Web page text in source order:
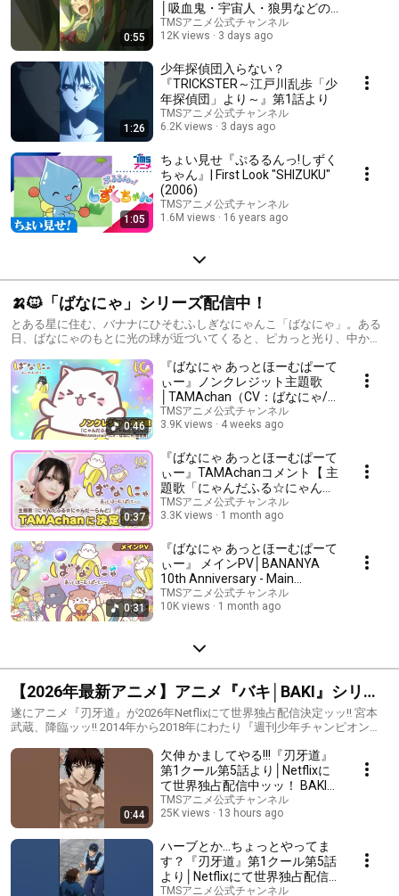
0:55
│吸血鬼・宇宙人・狼男などの
豊かな人外ヒロインラブコメ
TMSアニメ公式チャンネル
12K views
3 days ago
1:26
少年探偵団入らない？
『TRICKSTER～江戸川乱歩「少
年探偵団」より～』第1話より
TMSアニメ公式チャンネル
6.2K views
3 days ago
1:05
ちょい見せ『ぷるるんっ!しずく
ちゃん』| First Look "SHIZUKU"
(2006)
TMSアニメ公式チャンネル
1.6M views
16 years ago
🍌🐱「ばなにゃ」シリーズ配信中！
とある星に住む、バナナにひそむふしぎなにゃんこ「ばなにゃ」。ある
日、ばなにゃのもとに光の球が近づいてくると、ピカっと光り、中から
仲良しになったふたりは、世界中のあらゆる場所をめぐる大冒険へと出
かけていくことに。アニメ第3期『ばなにゃ あらうんど ざ わーるど』は
dアニメストアにて先行配信、各プラットフォームにて順次配信開始に
ゃ！✨ 第1期「ばなにゃ バナナにひそむにゃんこ」第2期「ばなにゃ ふ
しぎななかまたち」各配信サービスにて配信中！
0:46
『ばなにゃ あっとほーむぱーて
ぃー』ノンクレジット主題歌
│TAMAchan（CV：ばなにゃ/
梶裕貴）「にゃんだふる☆にゃ
んだ〜らんど」│ BANANYA
TMSアニメ公式チャンネル
3.9K views
4 weeks ago
0:37
『ばなにゃ あっとほーむぱーて
ぃー』TAMAchanコメント【 主
題歌「にゃんだふる☆にゃん
だ〜らんど」】│2026年7月10
日順次配信スタート！
TMSアニメ公式チャンネル
3.3K views
1 month ago
0:31
『ばなにゃ あっとほーむぱーて
ぃー』 メインPV│BANANYA
10th Anniversary - Main
Trailer│2026年7月10日順次配
信スタート！
TMSアニメ公式チャンネル
10K views
1 month ago
【2026年最新アニメ】アニメ『バキ│BAKI』シリー
ズッッ
遂にアニメ『刃牙道』が2026年Netflixにて世界独占配信決定ッッ‼ 宮本
武蔵、降臨ッッ‼ 2014年から2018年にわたり『週刊少年チャンピオン』
上最強の親子喧嘩”が幕を閉じてから、刃牙をはじめ、歴戦のファイター
たちは耐え難い退屈に襲われる。 一方、その裏では、かの戦国最強の剣
豪「宮本武蔵」を現代に蘇らせるという計画が‥‥。 現代に降臨した宮本
武蔵と、最強の地下闘技場戦士たちの死闘が、いよいよアニメーション
として動き出すッッ‼ 時空を超える予測不能のバトルに、乞うご期待ッ
ッ‼
0:44
欠伸 かましてやる!!!『刃牙道』
第1クール第5話より│Netflixに
て世界独占配信中ッッ！ BAKI-
DOU 島﨑信長
TMSアニメ公式チャンネル
25K views
13 hours ago
ハーブとか…ちょっとやってま
す？『刃牙道』第1クール第5話
より│Netflixにて世界独占配信
中ッッ！ BAKI-DOU 宮本武蔵 内
TMSアニメ公式チャンネル